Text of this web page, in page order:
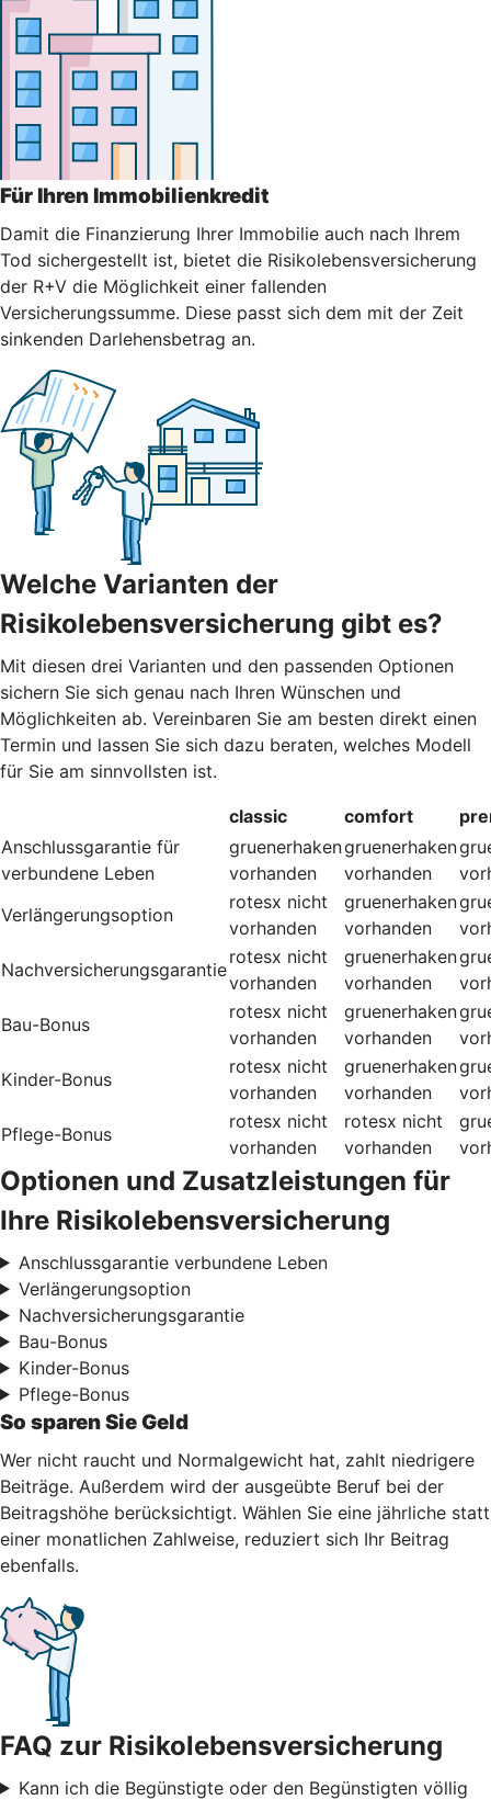
Für Ihren Immobilienkredit
Damit die Finanzierung Ihrer Immobilie auch nach Ihrem
Tod sichergestellt ist, bietet die Risikolebensversicherung
der R+V die Möglichkeit einer fallenden
Versicherungssumme. Diese passt sich dem mit der Zeit
sinkenden Darlehensbetrag an.
Welche Varianten der
Risikolebensversicherung gibt es?
Mit diesen drei Varianten und den passenden Optionen
sichern Sie sich genau nach Ihren Wünschen und
Möglichkeiten ab. Vereinbaren Sie am besten direkt einen
Termin und lassen Sie sich dazu beraten, welches Modell
für Sie am sinnvollsten ist.
classic comfort
Anschlussgarantie für
verbundene Leben
gruenerhaken
vorhanden
gruenerhaken
vorhanden
Verlängerungsoption
rotesx nicht
vorhanden
gruenerhaken
vorhanden
Nachversicherungsgarantie
rotesx nicht
vorhanden
gruenerhaken
vorhanden
Bau-Bonus
rotesx nicht
vorhanden
gruenerhaken
vorhanden
Kinder-Bonus
rotesx nicht
vorhanden
gruenerhaken
vorhanden
Pflege-Bonus
rotesx nicht
vorhanden
rotesx nicht
vorhanden
Optionen und Zusatzleistungen für
Ihre Risikolebensversicherung
Anschlussgarantie verbundene Leben
Verlängerungsoption
Nachversicherungsgarantie
Bau-Bonus
Kinder-Bonus
Pflege-Bonus
So sparen Sie Geld
Wer nicht raucht und Normalgewicht hat, zahlt niedrigere
Beiträge. Außerdem wird der ausgeübte Beruf bei der
Beitragshöhe berücksichtigt. Wählen Sie eine jährliche statt
einer monatlichen Zahlweise, reduziert sich Ihr Beitrag
ebenfalls.
FAQ zur Risikolebensversicherung
Kann ich die Begünstigte oder den Begünstigten völlig